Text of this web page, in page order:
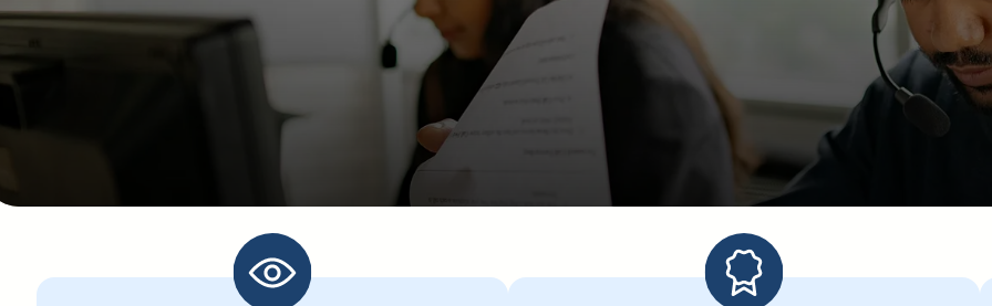
Nous sommes à votre disposition pour répondre à toutes
Prendre RDV